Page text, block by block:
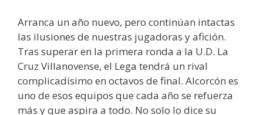
Arranca un año nuevo, pero continúan intactas
las ilusiones de nuestras jugadoras y afición.
Tras superar en la primera ronda a la U.D. La
Cruz Villanovense, el Lega tendrá un rival
complicadísimo en octavos de final. Alcorcón es
uno de esos equipos que cada año se refuerza
más y que aspira a todo. No solo lo dice su